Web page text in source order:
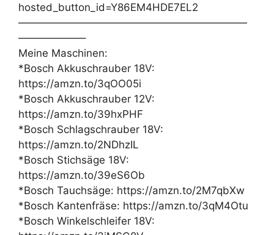
hosted_button_id=Y86EM4HDE7EL2
——————————————————————
——————–
Meine Maschinen:
*Bosch Akkuschrauber 18V:
https://amzn.to/3qOO05i
*Bosch Akkuschrauber 12V:
https://amzn.to/39hxPHF
*Bosch Schlagschrauber 18V:
https://amzn.to/2NDhzIL
*Bosch Stichsäge 18V:
https://amzn.to/39eS6Ob
*Bosch Tauchsäge: https://amzn.to/2M7qbXw
*Bosch Kantenfräse: https://amzn.to/3qM4Otu
*Bosch Winkelschleifer 18V: